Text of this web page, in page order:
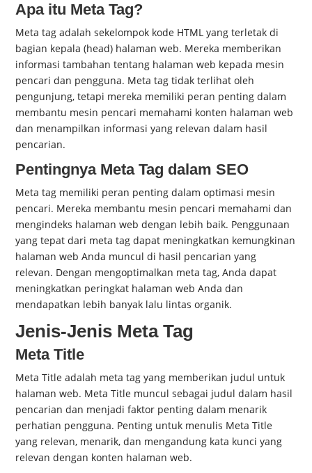
Apa itu Meta Tag?
Meta tag adalah sekelompok kode HTML yang terletak di
bagian kepala (head) halaman web. Mereka memberikan
informasi tambahan tentang halaman web kepada mesin
pencari dan pengguna. Meta tag tidak terlihat oleh
pengunjung, tetapi mereka memiliki peran penting dalam
membantu mesin pencari memahami konten halaman web
dan menampilkan informasi yang relevan dalam hasil
pencarian.
Pentingnya Meta Tag dalam SEO
Meta tag memiliki peran penting dalam optimasi mesin
pencari. Mereka membantu mesin pencari memahami dan
mengindeks halaman web dengan lebih baik. Penggunaan
yang tepat dari meta tag dapat meningkatkan kemungkinan
halaman web Anda muncul di hasil pencarian yang
relevan. Dengan mengoptimalkan meta tag, Anda dapat
meningkatkan peringkat halaman web Anda dan
mendapatkan lebih banyak lalu lintas organik.
Jenis-Jenis Meta Tag
Meta Title
Meta Title adalah meta tag yang memberikan judul untuk
halaman web. Meta Title muncul sebagai judul dalam hasil
pencarian dan menjadi faktor penting dalam menarik
perhatian pengguna. Penting untuk menulis Meta Title
yang relevan, menarik, dan mengandung kata kunci yang
relevan dengan konten halaman web.